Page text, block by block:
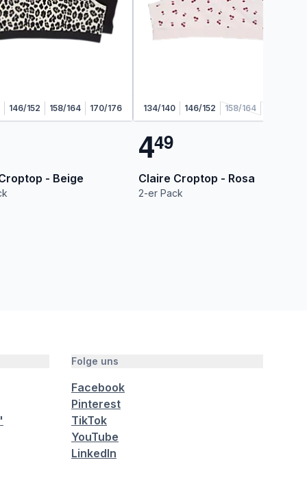
146/152 158/164 170/176
- Beige
134/140 146/152 158/164
449
Claire Croptop - Rosa
2-er Pack
Folge uns
Facebook
Pinterest
TikTok
YouTube
LinkedIn